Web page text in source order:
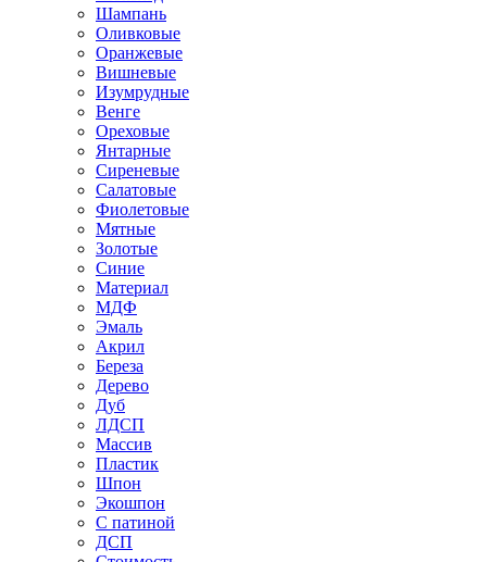
Шампань
Оливковые
Оранжевые
Вишневые
Изумрудные
Венге
Ореховые
Янтарные
Сиреневые
Салатовые
Фиолетовые
Мятные
Золотые
Синие
Материал
МДФ
Эмаль
Акрил
Береза
Дерево
Дуб
ЛДСП
Массив
Пластик
Шпон
Экошпон
С патиной
ДСП